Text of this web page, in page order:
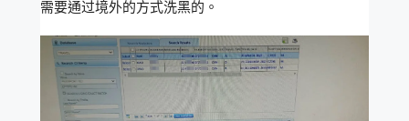
需要通过境外的方式洗黑的。